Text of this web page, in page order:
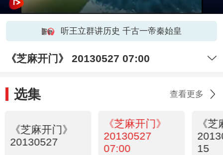
听王立群讲历史 千古一帝秦始皇
《芝麻开门》 20130527 07:00
选集 查看更多
《芝麻开门》
20130527
《芝麻开门》
20130527
07:00
《
15